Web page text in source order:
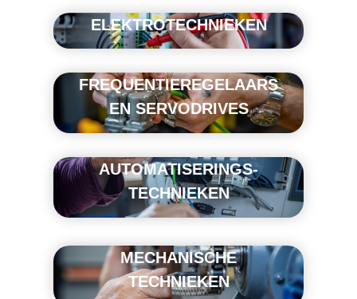
ELEKTROTECHNIEKEN
FREQUENTIEREGELAARS
EN SERVODRIVES
AUTOMATISERINGS-
TECHNIEKEN
MECHANISCHE
TECHNIEKEN